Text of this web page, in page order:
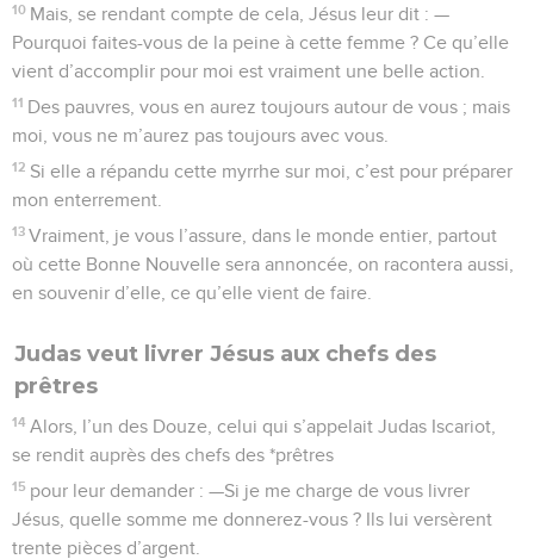
10 Mais, se rendant compte de cela, Jésus leur dit : —
Pourquoi faites-vous de la peine à cette femme ? Ce qu’elle
vient d’accomplir pour moi est vraiment une belle action.
11 Des pauvres, vous en aurez toujours autour de vous ; mais
moi, vous ne m’aurez pas toujours avec vous.
12 Si elle a répandu cette myrrhe sur moi, c’est pour préparer
mon enterrement.
13 Vraiment, je vous l’assure, dans le monde entier, partout
où cette Bonne Nouvelle sera annoncée, on racontera aussi,
en souvenir d’elle, ce qu’elle vient de faire.
Judas veut livrer Jésus aux chefs des
prêtres
14 Alors, l’un des Douze, celui qui s’appelait Judas Iscariot,
se rendit auprès des chefs des *prêtres
15 pour leur demander : —Si je me charge de vous livrer
Jésus, quelle somme me donnerez-vous ? Ils lui versèrent
trente pièces d’argent.